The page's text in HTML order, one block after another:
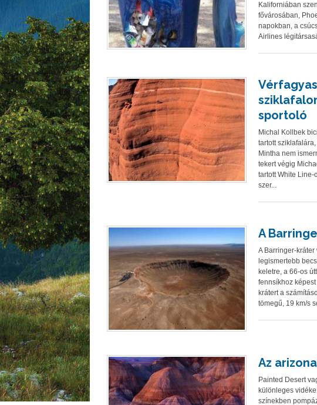
Kaliforniában
fővárosában,
napokban, a
Airlines
sportoló
Michal Kollbek
tartott
Mintha nem
tekert végig
tartott White
szer...
A
A Barringer-
legismertebb
keletre, a 66-os
fennsíkhoz
krátert a
tömegű, 19 km/s
Az
Painted Desert
különleges
színekben